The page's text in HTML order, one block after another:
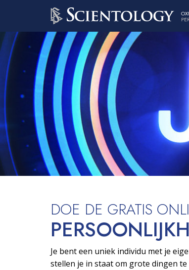
DOE DE GRATIS
Je bent een uniek individu met je
stellen je in staat om grote dingen